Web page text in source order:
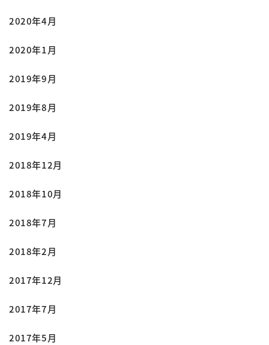
2020年4月
2020年1月
2019年9月
2019年8月
2019年4月
2018年12月
2018年10月
2018年7月
2018年2月
2017年12月
2017年7月
2017年5月